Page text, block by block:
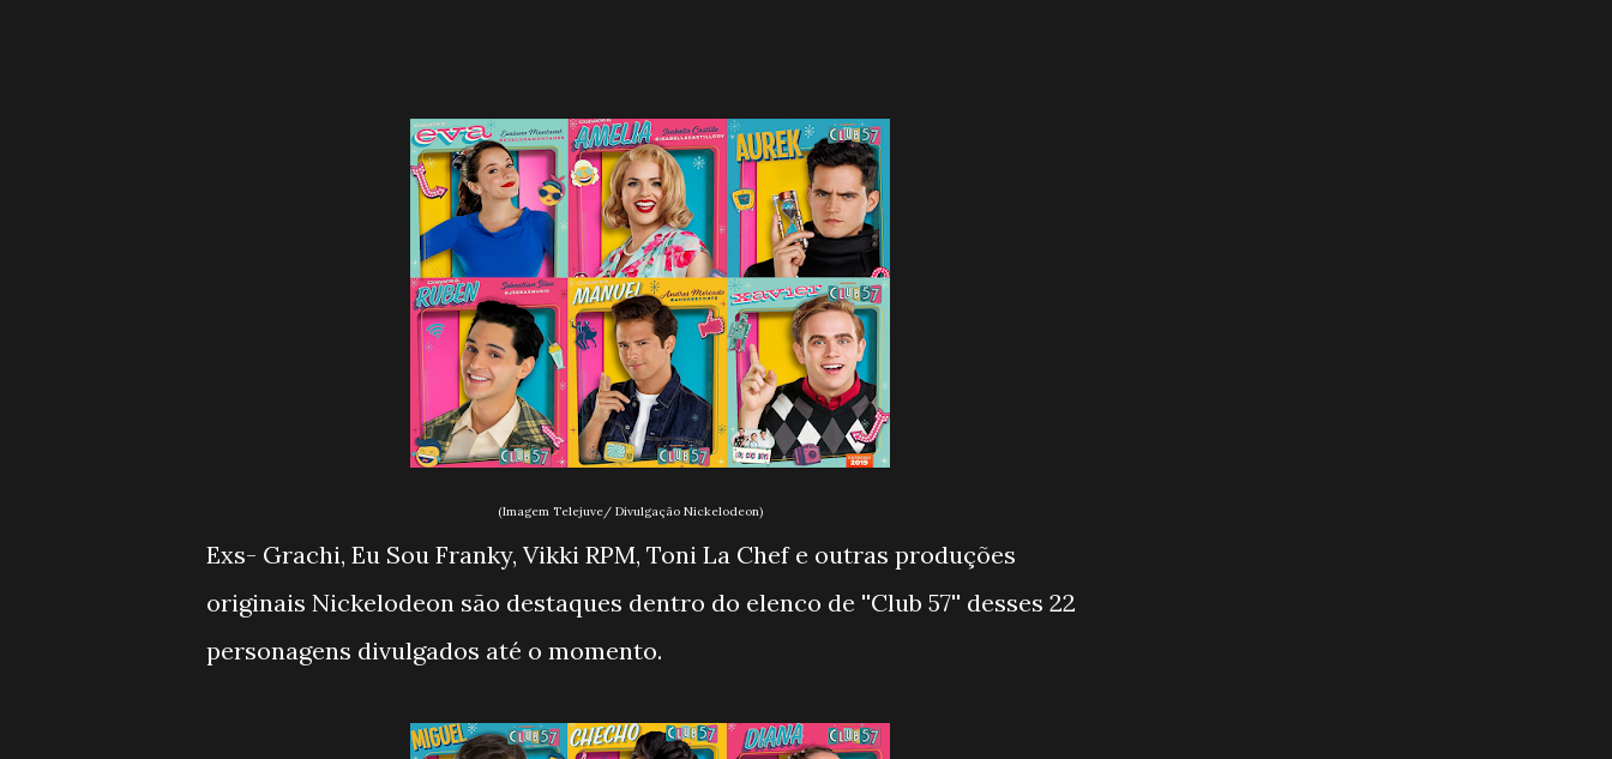
(Imagem Telejuve/ Divulgação Nickelodeon)
Exs- Grachi, Eu Sou Franky, Vikki RPM, Toni La Chef e outras produções
originais Nickelodeon são destaques dentro do elenco de ''Club 57'' desses 22
personagens divulgados até o momento.